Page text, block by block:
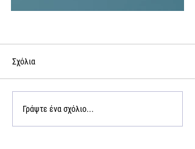
Σχόλια
Γράψτε ένα σχόλιο...